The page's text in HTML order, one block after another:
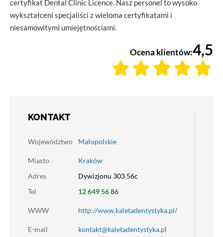
certyfikat Dental Clinic Licence. Nasz personel to wysoko
wykształceni specjaliści z wieloma certyfikatami i
niesamowitymi umiejętnościami.
Ocena klientów:4,5
KONTAKT
Województwo Małopolskie
Miasto
Kraków
Adres
Dywizjonu 303 56c
Tel
12 649 56 86
WWW http://www.kaletadentystyka.pl/
E-mail kontakt@kaletadentystyka.pl